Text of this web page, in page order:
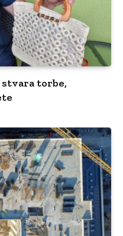
stvara torbe,